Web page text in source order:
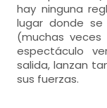
hay ninguna
lugar donde se
(muchas
espectáculo
salida, lanzan
sus fuerzas.